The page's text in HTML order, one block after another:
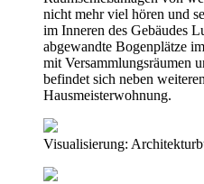
nicht mehr viel hören und
im Inneren des Gebäudes
abgewandte Bogenplätze
mit Versammlungsräumen
befindet sich neben
Hausmeisterwohnung.
Visualisierung: